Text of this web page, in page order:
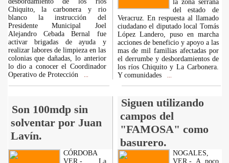
Chiquito, la carbonera y rio
blanco la instrucción del
Presidente Municipal Joel
Alejandro Cebada Bernal fue
activar brigadas de ayuda y
realizar labores de limpieza en las
colonias que dañadas, lo anterior
lo dio a conocer el Coordinador
Operativo de Protección
la zona serrana
del estado de
Veracruz. En respuesta al llamado
ciudadano el diputado local Tomás
López Landero, puso en marcha
acciones de beneficio y apoyo a las
mas de mil familias afectadas por
el derrumbe y desbordamientos de
los ríos Chiquito y La Carbonera.
Y comunidades
Son 100mdp sin
solventar por Juan
Lavín.
Siguen utilizando
campos del
"FAMOSA" como
basurero.
CÓRDOBA
VER.- La
NOGALES,
VER.- A poco